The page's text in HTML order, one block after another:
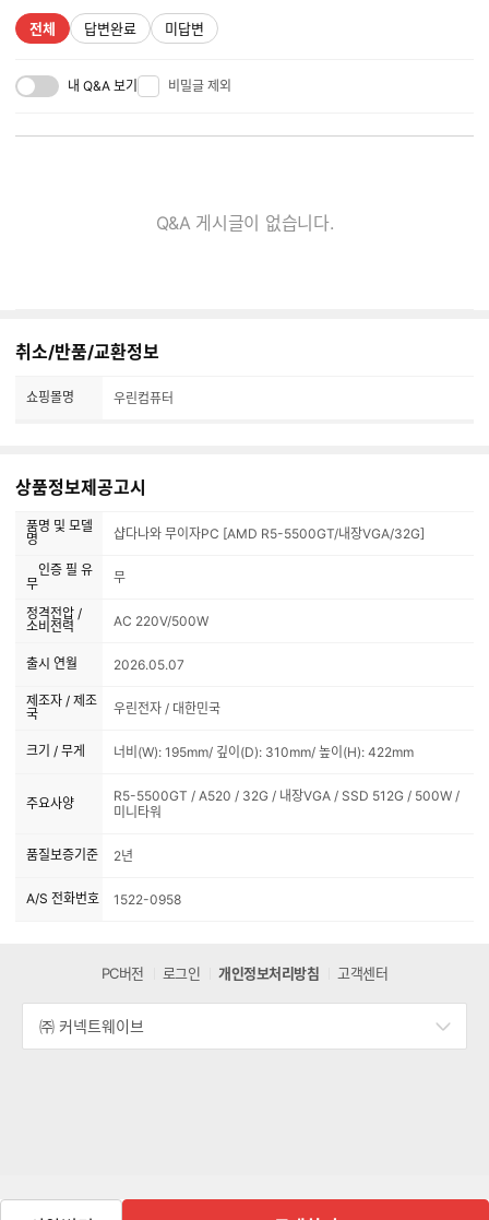
전체 답변완료 미답변
내 Q&A 보기 비밀글 제외
Q&A 게시글이 없습니다.
취소/반품/교환정보
쇼핑몰명 우린컴퓨터
상품정보제공고시
품명 및 모델
명
샵다나와 무이자PC [AMD R5-5500GT/내장VGA/32G]
인증 필 유
무
무
정격전압 /
소비전력
AC 220V/500W
출시 연월 2026.05.07
제조자 / 제조
국
우린전자 / 대한민국
크기 / 무게 너비(W): 195mm/ 깊이(D): 310mm/ 높이(H): 422mm
주요사양
R5-5500GT / A520 / 32G / 내장VGA / SSD 512G / 500W /
미니타워
품질보증기준 2년
A/S 전화번호 1522-0958
PC버전 로그인 개인정보처리방침 고객센터
㈜ 커넥트웨이브
세